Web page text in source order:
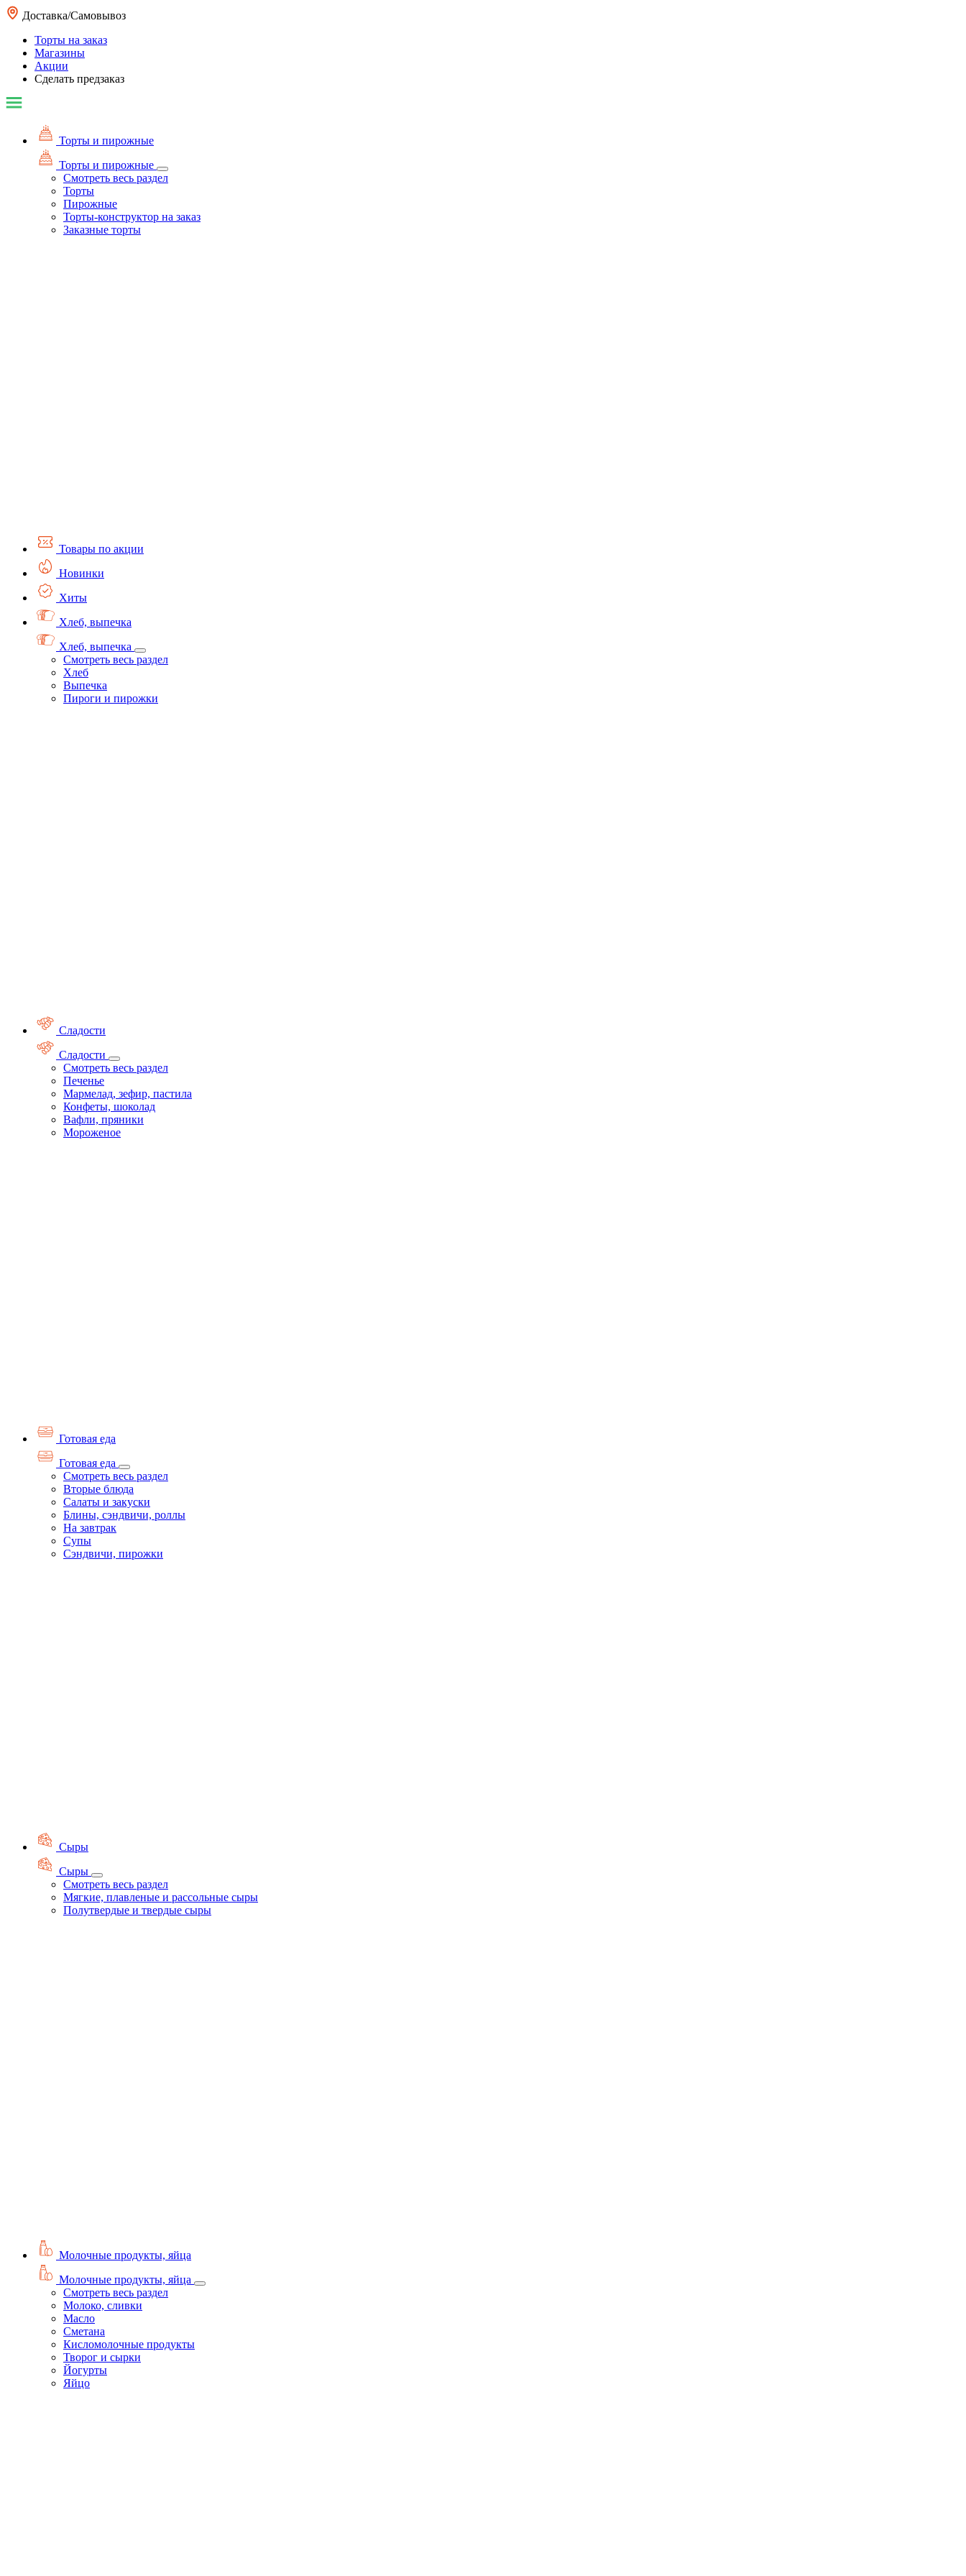
Доставка/Самовывоз
Торты на заказ
Магазины
Акции
Сделать предзаказ
Торты и пирожные
Торты и пирожные
Смотреть весь раздел
Торты
Пирожные
Торты-конструктор на заказ
Заказные торты
Товары по акции
Новинки
Хиты
Хлеб, выпечка
Хлеб, выпечка
Смотреть весь раздел
Хлеб
Выпечка
Пироги и пирожки
Сладости
Сладости
Смотреть весь раздел
Печенье
Мармелад, зефир, пастила
Конфеты, шоколад
Вафли, пряники
Мороженое
Готовая еда
Готовая еда
Смотреть весь раздел
Вторые блюда
Салаты и закуски
Блины, сэндвичи, роллы
На завтрак
Супы
Сэндвичи, пирожки
Сыры
Сыры
Смотреть весь раздел
Мягкие, плавленые и рассольные сыры
Полутвердые и твердые сыры
Молочные продукты, яйца
Молочные продукты, яйца
Смотреть весь раздел
Молоко, сливки
Масло
Сметана
Кисломолочные продукты
Творог и сырки
Йогурты
Яйцо